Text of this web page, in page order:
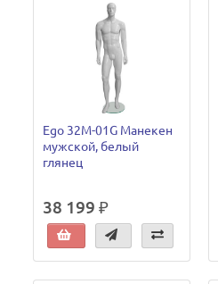
Ego 32M-01G Манекен
мужской, белый
глянец
38 199 ₽